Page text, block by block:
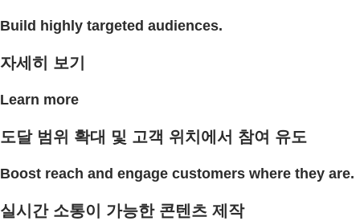
Build highly targeted audiences.
자세히 보기
Learn more
도달 범위 확대 및 고객 위치에서 참여 유도
Boost reach and engage customers where they are.
실시간 소통이 가능한 콘텐츠 제작